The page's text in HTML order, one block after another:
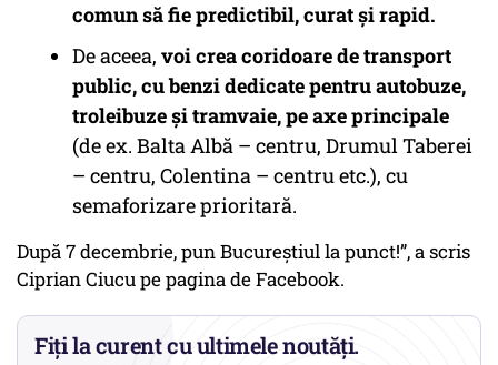
comun să fie predictibil, curat și rapid.
De aceea, voi crea coridoare de transport
public, cu benzi dedicate pentru autobuze,
troleibuze și tramvaie, pe axe principale
(de ex. Balta Albă – centru, Drumul Taberei
– centru, Colentina – centru etc.), cu
semaforizare prioritară.
După 7 decembrie, pun Bucureștiul la punct!”, a scris
Ciprian Ciucu pe pagina de Facebook.
Fiți la curent cu ultimele noutăți.